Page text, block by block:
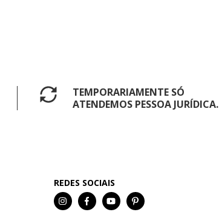
TEMPORARIAMENTE SÓ
ATENDEMOS PESSOA JURÍDICA.
REDES SOCIAIS